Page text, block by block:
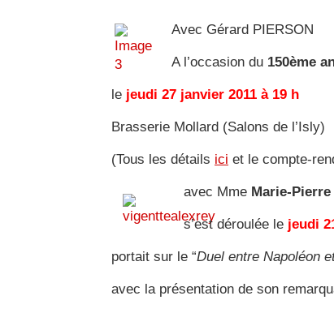
Avec Gérard PIERSON
A l’occasion du 150ème
le jeudi 27 janvier 2011 à 19 h
Brasserie Mollard (Salons de l’Isly)
(Tous les détails ici et le compte-
avec Mme Marie-Pierre
s’est déroulée le jeudi
portait sur le “Duel entre Napoléon
avec la présentation de son